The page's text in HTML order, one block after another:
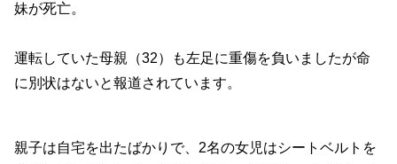
妹が死亡。
運転していた母親（32）も左足に重傷を負いましたが命
に別状はないと報道されています。
親子は自宅を出たばかりで、2名の女児はシートベルトを